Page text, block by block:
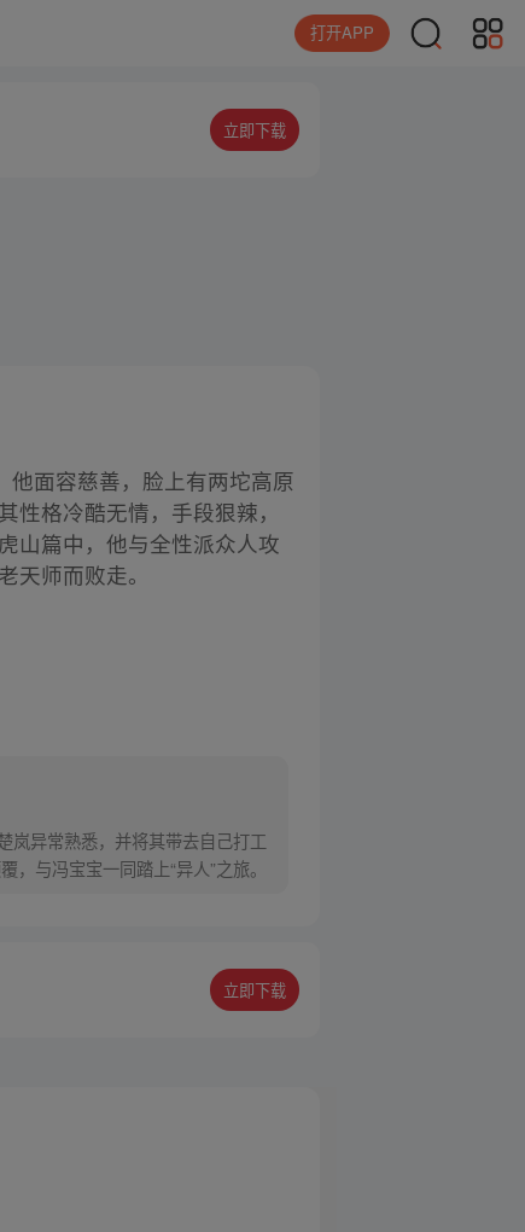
打开APP
立即下载
他面容慈善，脸上有两坨高原
格冷酷无情，手段狠辣，
山篇中，他与全性派众人攻
师而败走。
岚异常熟悉，并将其带去自己打工
与冯宝宝一同踏上“异人”之旅。
立即下载